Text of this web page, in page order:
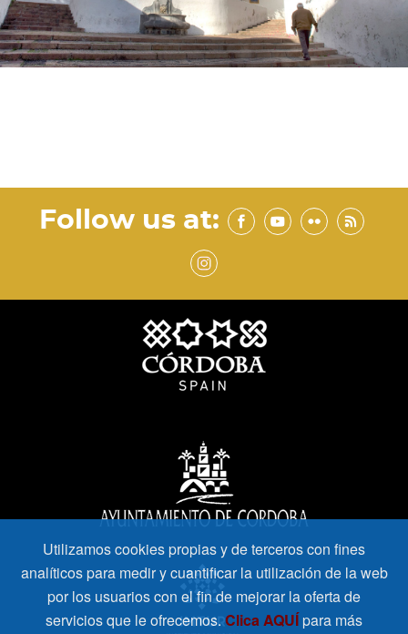
Follow us at:
Utilizamos cookies propias y de terceros con fines
analíticos para medir y cuantificar la utilización de la web
por los usuarios con el fin de mejorar la oferta de
servicios que le ofrecemos. Clica AQUÍpara más